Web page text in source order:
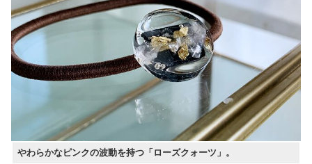
やわらかなピンクの波動を持つ「ローズクォーツ」。